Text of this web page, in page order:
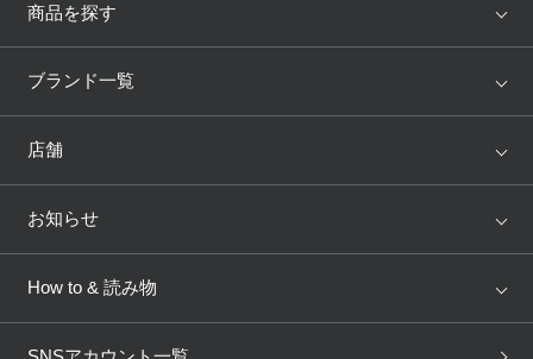
商品を探す
アイテム
トピックス
ブランド一覧
WACOAL
AMPHI une nana cool
店舗
店舗を探す
ブラ無料診断
お知らせ
新着情報
How to & 読み物
下着の基礎知識